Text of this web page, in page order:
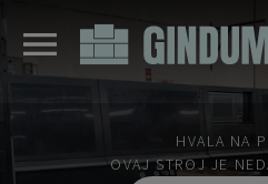
HVALA NA
OVAJ STROJ JE